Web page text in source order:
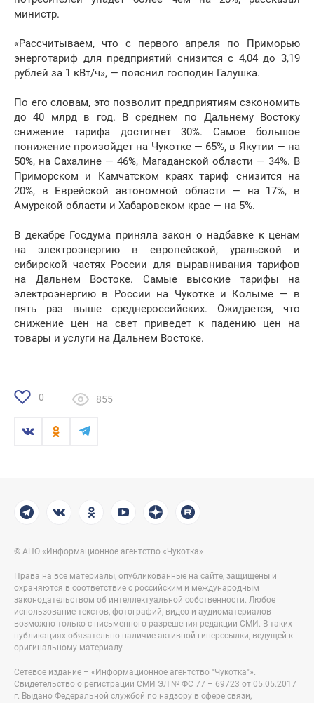
министр.
«Рассчитываем, что с первого апреля по Приморью
энерготариф для предприятий снизится с 4,04 до 3,19
рублей за 1 кВт/ч», — пояснил господин Галушка.
По его словам, это позволит предприятиям сэкономить
до 40 млрд в год. В среднем по Дальнему Востоку
снижение тарифа достигнет 30%. Самое большое
понижение произойдет на Чукотке — 65%, в Якутии — на
50%, на Сахалине — 46%, Магаданской области — 34%. В
Приморском и Камчатском краях тариф снизится на
20%, в Еврейской автономной области — на 17%, в
Амурской области и Хабаровском крае — на 5%.
В декабре Госдума приняла закон о надбавке к ценам
на электроэнергию в европейской, уральской и
сибирской частях России для выравнивания тарифов
на Дальнем Востоке. Самые высокие тарифы на
электроэнергию в России на Чукотке и Колыме — в
пять раз выше среднероссийских. Ожидается, что
снижение цен на свет приведет к падению цен на
товары и услуги на Дальнем Востоке.
0 855
© АНО «Информационное агентство «Чукотка»
Права на все материалы, опубликованные на сайте, защищены и
охраняются в соответствие с российским и международным
законодательством об интеллектуальной собственности. Любое
использование текстов, фотографий, видео и аудиоматериалов
возможно только с письменного разрешения редакции СМИ. В таких
публикациях обязательно наличие активной гиперссылки, ведущей к
оригинальному материалу.
Сетевое издание – «Информационное агентство "Чукотка"».
Свидетельство о регистрации СМИ ЭЛ № ФС 77 – 69723 от 05.05.2017
г. Выдано Федеральной службой по надзору в сфере связи,